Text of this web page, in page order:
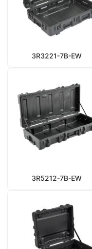
3R3221-7B-EW
3R5212-7B-EW